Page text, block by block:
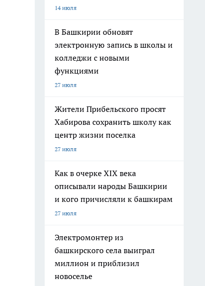
14 июля
В Башкирии обновят
электронную запись в школы и
колледжи с новыми
функциями
27 июля
Жители Прибельского просят
Хабирова сохранить школу как
центр жизни поселка
27 июля
Как в очерке XIX века
описывали народы Башкирии
и кого причисляли к башкирам
27 июля
Электромонтер из
башкирского села выиграл
миллион и приблизил
новоселье